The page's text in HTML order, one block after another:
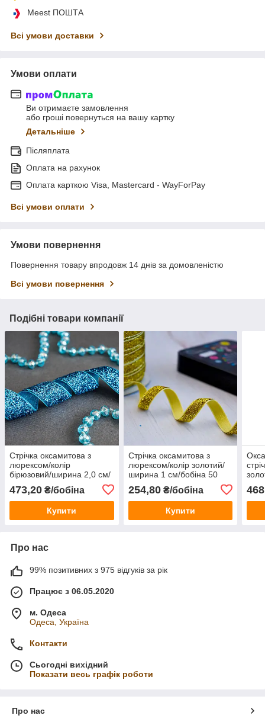
Meest ПОШТА
Всі умови доставки
Умови оплати
Ви отримаєте замовлення
або гроші повернуться на вашу картку
Детальніше
Післяплата
Оплата на рахунок
Оплата карткою Visa, Mastercard - WayForPay
Всі умови оплати
Умови повернення
Повернення товару впродовж 14 днів за домовленістю
Всі умови повернення
Подібні товари компанії
Стрічка оксамитова з
люрексом/колір
бірюзовий/ширина 2,0 см/
473,20 ₴/бобіна
Купити
Стрічка оксамитова з
люрексом/колір золотий/
ширина 1 см/бобіна 50
254,80₴/бобіна
Купити
468
Про нас
99% позитивних з 975 відгуків за рік
Працює з 06.05.2020
м. Одеса
Одеса, Україна
Контакти
Сьогодні вихідний
Показати весь графік роботи
Про нас